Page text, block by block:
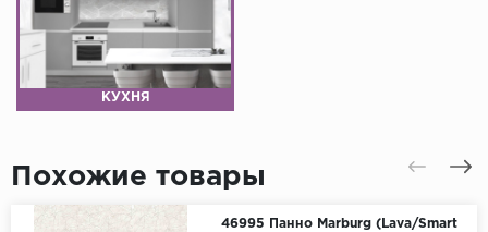
КУХНЯ
Похожие товары
46995 Панно Marburg (Lava/Smart